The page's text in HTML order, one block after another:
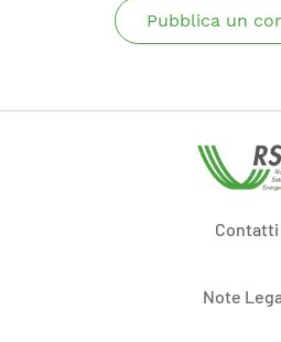
Pubblica un
Contatti
Note